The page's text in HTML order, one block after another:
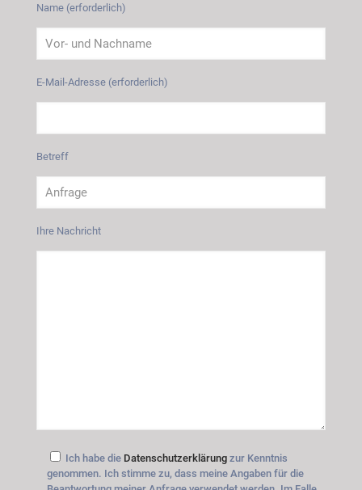
Name (erforderlich)
E-Mail-Adresse (erforderlich)
Betreff
Ihre Nachricht
Ich habe die Datenschutzerklärung zur Kenntnis
genommen. Ich stimme zu, dass meine Angaben für die